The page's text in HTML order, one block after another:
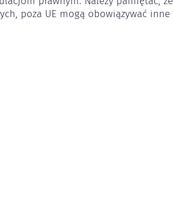
poza UE mogą obowiązywać inne